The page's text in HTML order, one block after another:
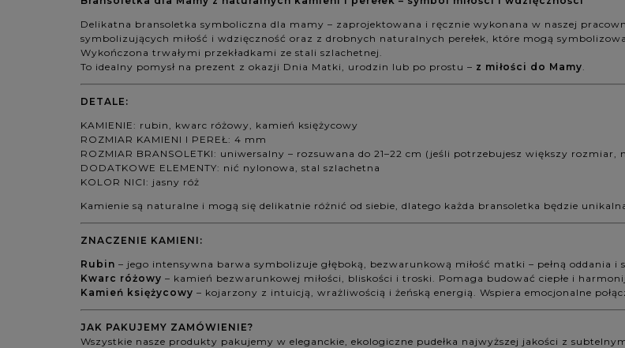
Delikatna bransoletka symboliczna dla mamy – zaprojektowana i ręcznie wykonana w naszej
symbolizujących miłość i wdzięczność oraz z drobnych naturalnych perełek, które mogą
Wykończona trwałymi przekładkami ze stali szlachetnej.
To idealny pomysł na prezent z okazji Dnia Matki, urodzin lub po prostu – z miłości do Mamy
DETALE:
KAMIENIE: rubin, kwarc różowy, kamień księżycowy
ROZMIAR KAMIENI I PEREŁ: 4 mm
ROZMIAR BRANSOLETKI: uniwersalny – rozsuwana do 21–22 cm (jeśli potrzebujesz większy
DODATKOWE ELEMENTY: nić nylonowa, stal szlachetna
KOLOR NICI: jasny róż
Kamienie są naturalne i mogą się delikatnie różnić od siebie, dlatego każda bransoletka będzie
ZNACZENIE KAMIENI:
Rubin – jego intensywna barwa symbolizuje głęboką, bezwarunkową miłość matki – pełną oddania i
Kwarc różowy – kamień bezwarunkowej miłości, bliskości i troski. Pomaga budować ciepłe i
Kamień księżycowy – kojarzony z intuicją, wrażliwością i żeńską energią. Wspiera emocjonalne
JAK PAKUJEMY ZAMÓWIENIE?
Wszystkie nasze produkty pakujemy w eleganckie, ekologiczne pudełka najwyższej jakości z